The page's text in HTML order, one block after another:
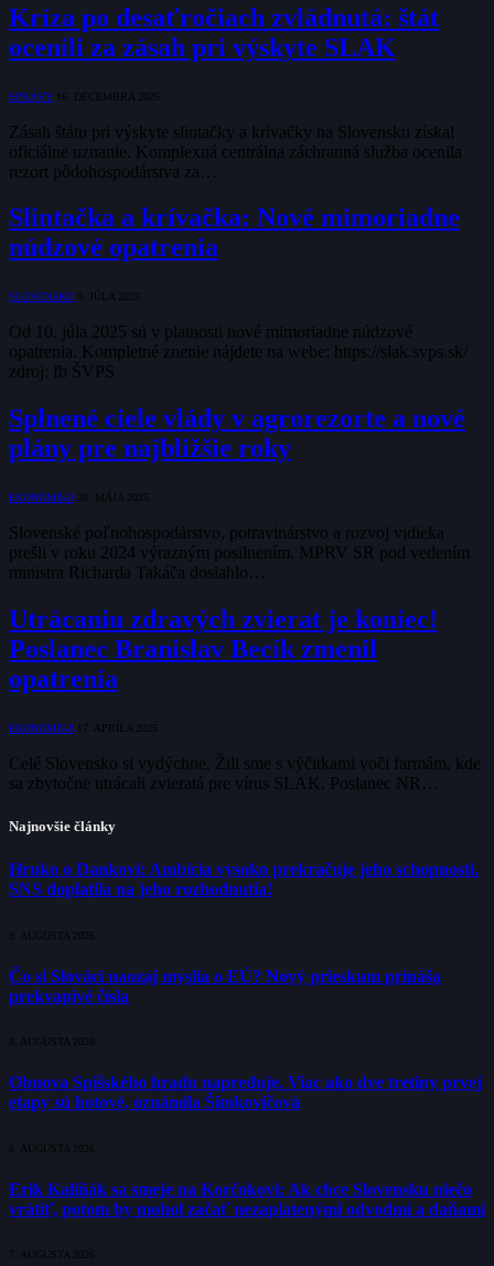
Kríza po desaťročiach zvládnutá: štát
ocenili za zásah pri výskyte SLAK
SPRÁVY 16. DECEMBRA 2025
Zásah štátu pri výskyte slintačky a krívačky na Slovensku získal
oficiálne uznanie. Komplexná centrálna záchranná služba ocenila
rezort pôdohospodárstva za…
Slintačka a krívačka: Nové mimoriadne
núdzové opatrenia
SLOVENSKO 9. JÚLA 2025
Od 10. júla 2025 sú v platnosti nové mimoriadne núdzové
opatrenia. Kompletné znenie nájdete na webe: https://slak.svps.sk/
zdroj: fb ŠVPS
Splnené ciele vlády v agrorezorte a nové
plány pre najbližšie roky
EKONOMIKA 20. MÁJA 2025
Slovenské poľnohospodárstvo, potravinárstvo a rozvoj vidieka
prešli v roku 2024 výrazným posilnením. MPRV SR pod vedením
ministra Richarda Takáča dosiahlo…
Utrácaniu zdravých zvierat je koniec!
Poslanec Branislav Becík zmenil
opatrenia
EKONOMIKA 17. APRÍLA 2025
Celé Slovensko si vydýchne. Žili sme s výčitkami voči farmám, kde
sa zbytočne utrácali zvieratá pre vírus SLAK. Poslanec NR…
Najnovšie články
Hrnko o Dankovi: Ambícia vysoko prekračuje jeho schopnosti.
SNS doplatila na jeho rozhodnutia!
9. AUGUSTA 2026
Čo si Slováci naozaj myslia o EÚ? Nový prieskum prináša
prekvapivé čísla
8. AUGUSTA 2026
Obnova Spišského hradu napreduje. Viac ako dve tretiny prvej
etapy sú hotové, oznámila Šimkovičová
8. AUGUSTA 2026
Erik Kaliňák sa smeje na Korčokovi: Ak chce Slovensku niečo
vrátiť, potom by mohol začať nezaplatenými odvodmi a daňami
7. AUGUSTA 2026